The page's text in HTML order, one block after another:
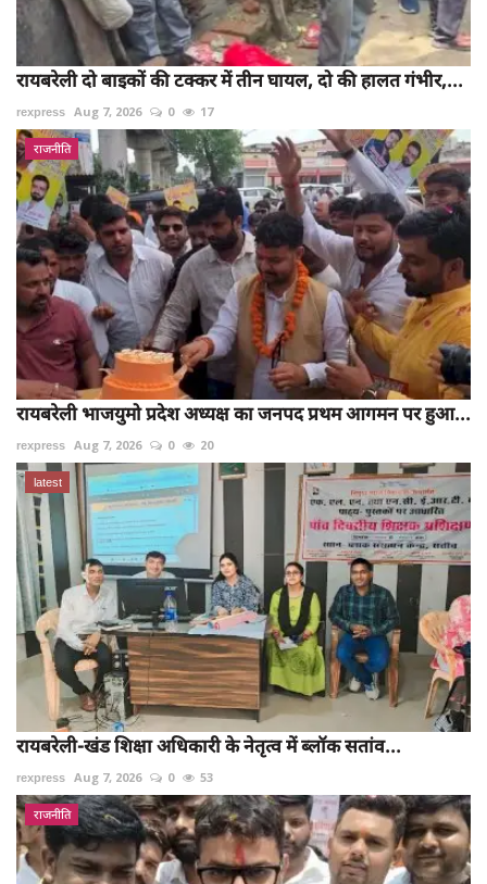
रायबरेली दो बाइकों की टक्कर में तीन घायल, दो की हालत गंभीर,...
rexpress Aug 7, 2026 0 17
राजनीति
रायबरेली भाजयुमो प्रदेश अध्यक्ष का जनपद प्रथम आगमन पर हुआ...
rexpress Aug 7, 2026 0 20
latest
रायबरेली-खंड शिक्षा अधिकारी के नेतृत्व में ब्लॉक सतांव...
rexpress Aug 7, 2026 0 53
राजनीति